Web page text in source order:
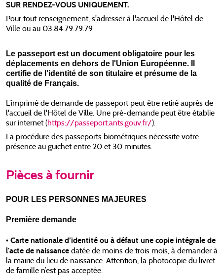
SUR RENDEZ-VOUS UNIQUEMENT.
Pour tout renseignement, s'adresser à l'accueil de l'Hôtel de
Ville ou au 03.84.79.79.79
Le passeport est un document obligatoire pour les
déplacements en dehors de l'Union Européenne. Il
certifie de l'identité de son titulaire et présume de la
qualité de Français.
L’imprimé de demande de passeport peut être retiré auprès de
l'accueil de l'Hôtel de Ville. Une pré-demande peut être établie
sur internet (https://passeport.ants.gouv.fr/).
La procédure des passeports biométriques nécessite votre
présence au guichet entre 20 et 30 minutes.
Pièces à fournir
POUR LES PERSONNES MAJEURES
Première demande
•Carte nationale d’identité ou à défaut une copie intégrale de
l'acte de naissancedatée de moins de trois mois, à demander à
la mairie du lieu de naissance. Attention, la photocopie du livret
de famille n’est pas acceptée.